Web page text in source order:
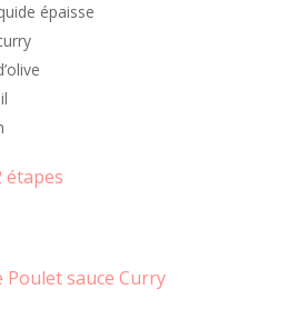
épaisse
étapes
Poulet sauce Curry